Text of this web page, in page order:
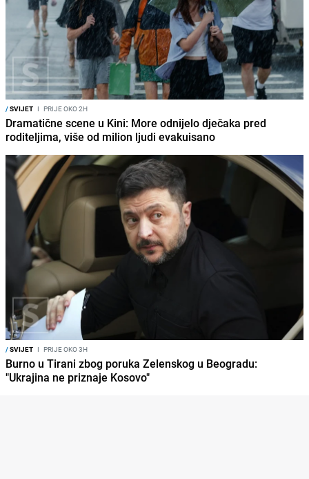
/SVIJET I PRIJE OKO 2H
Dramatične scene u Kini: More odnijelo dječaka pred
roditeljima, više od milion ljudi evakuisano
/SVIJET I PRIJE OKO 3H
Burno u Tirani zbog poruka Zelenskog u Beogradu:
"Ukrajina ne priznaje Kosovo"